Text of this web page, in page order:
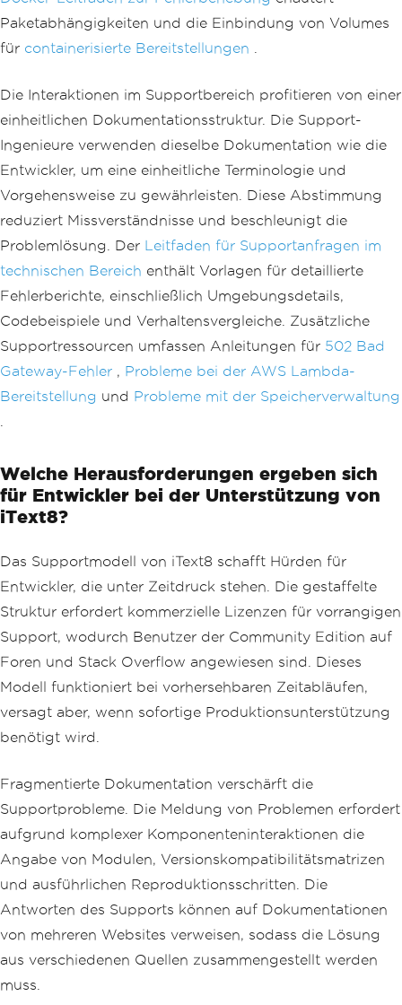
Paketabhängigkeiten und die Einbindung von Volumes
für containerisierte Bereitstellungen
Die Interaktionen im Supportbereich profitieren von einer
einheitlichen Dokumentationsstruktur. Die Support-
Ingenieure verwenden dieselbe Dokumentation wie die
Entwickler, um eine einheitliche Terminologie und
Vorgehensweise zu gewährleisten. Diese Abstimmung
reduziert Missverständnisse und beschleunigt die
Problemlösung. Der Leitfaden für Supportanfragen im
technischen Bereich enthält Vorlagen für detaillierte
Fehlerberichte, einschließlich Umgebungsdetails,
Codebeispiele und Verhaltensvergleiche. Zusätzliche
Supportressourcen umfassen Anleitungen für 502 Bad
Gateway-Fehler , Probleme bei der AWS Lambda-
Bereitstellung und Probleme mit der Speicherverwaltung
Welche Herausforderungen ergeben sich
für Entwickler bei der Unterstützung von
iText8?
Das Supportmodell von iText8 schafft Hürden für
Entwickler, die unter Zeitdruck stehen. Die gestaffelte
Struktur erfordert kommerzielle Lizenzen für vorrangigen
Support, wodurch Benutzer der Community Edition auf
Foren und Stack Overflow angewiesen sind. Dieses
Modell funktioniert bei vorhersehbaren Zeitabläufen,
versagt aber, wenn sofortige Produktionsunterstützung
benötigt wird.
Fragmentierte Dokumentation verschärft die
Supportprobleme. Die Meldung von Problemen erfordert
aufgrund komplexer Komponenteninteraktionen die
Angabe von Modulen, Versionskompatibilitätsmatrizen
und ausführlichen Reproduktionsschritten. Die
Antworten des Supports können auf Dokumentationen
von mehreren Websites verweisen, sodass die Lösung
aus verschiedenen Quellen zusammengestellt werden
muss.